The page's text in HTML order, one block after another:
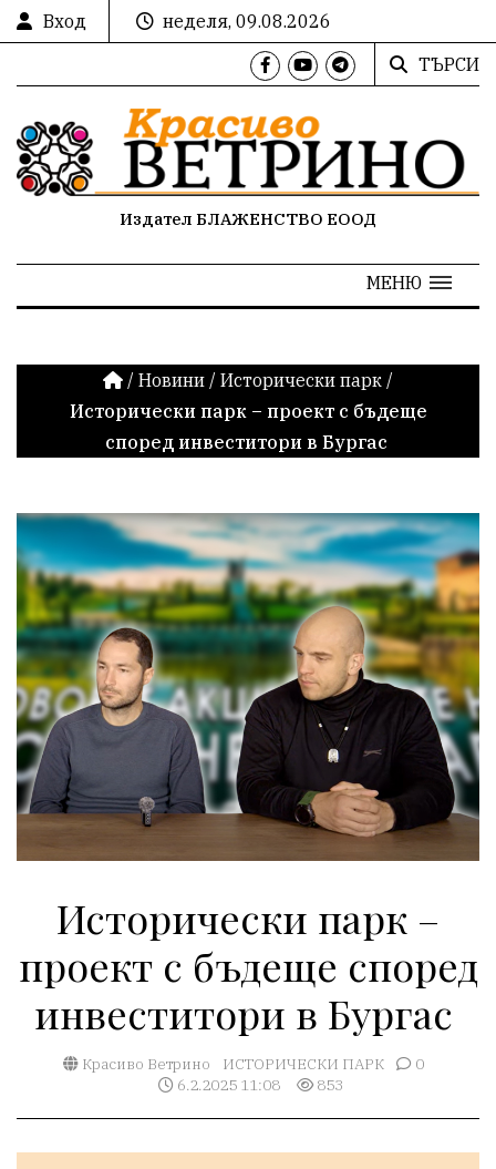
Вход
неделя, 09.08.2026
ТЪРСИ
Издател БЛАЖЕНСТВО ЕООД
МЕНЮ
/ Новини / Исторически парк /
Исторически парк – проект с бъдеще
според инвеститори в Бургас
Исторически парк –
проект с бъдеще според
инвеститори в Бургас
Красиво Ветрино ИСТОРИЧЕСКИ ПАРК
0
6.2.2025 11:08
853